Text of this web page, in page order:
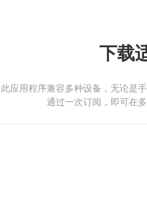
下载
此应用程序兼容多种设备，无论是
通过一次订阅，即可在